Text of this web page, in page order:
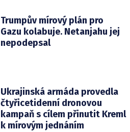
Trumpův mírový plán pro
Gazu kolabuje. Netanjahu jej
nepodepsal
Ukrajinská armáda provedla
čtyřicetidenní dronovou
kampaň s cílem přinutit Kreml
k mírovým jednáním